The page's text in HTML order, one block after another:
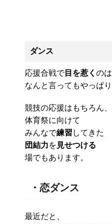
ダンス
応援合戦で目を惹く のは
なんと言ってもやっぱり
競技の応援はもちろん、
体育祭に向けて
みんなで練習 してきた
団結力を 見せつける
場でもあります。
・恋ダンス
最近だと、